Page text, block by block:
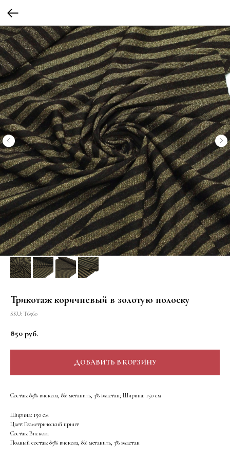
Трикотаж коричневый в золотую полоску
SKU: Т6560
850 руб.
ДОБАВИТЬ В КОРЗИНУ
Состав: 89% вискоза, 8% метанить, 3% эластан; Ширина: 150 см
Ширина: 150 см
Цвет: Геометрический принт
Состав: Вискоза
Полный состав: 89% вискоза, 8% метанить, 3% эластан